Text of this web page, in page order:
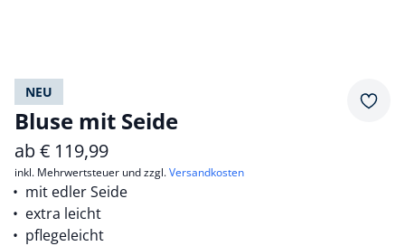
NEU
Bluse mit Seide
ab€ 119,99
inkl. Mehrwertsteuer und zzgl.Versandkosten
mit edler Seide
extra leicht
pflegeleicht